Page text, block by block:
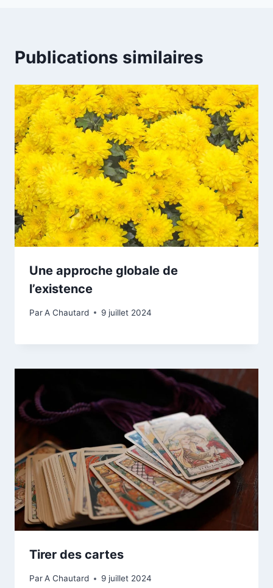
Publications similaires
Une approche globale de
l’existence
ParA Chautard 9 juillet 2024
Tirer des cartes
ParA Chautard 9 juillet 2024